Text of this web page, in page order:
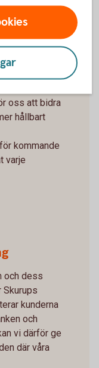
oss att bidra
hållbart
kommande
varje
och dess
Skurups
kunderna
och
vi därför ge
där våra